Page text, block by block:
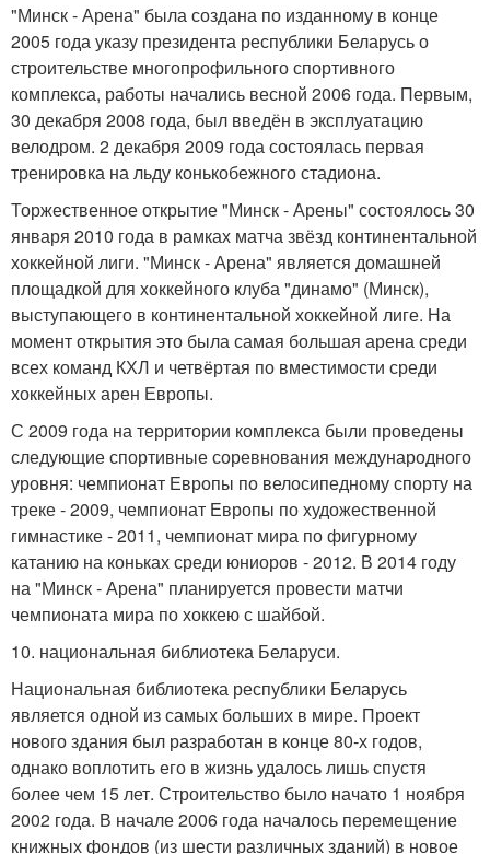
"Минск - Арена" была создана по изданному в конце
2005 года указу президента республики Беларусь о
строительстве многопрофильного спортивного
комплекса, работы начались весной 2006 года. Первым,
30 декабря 2008 года, был введён в эксплуатацию
велодром. 2 декабря 2009 года состоялась первая
тренировка на льду конькобежного стадиона.
Торжественное открытие "Минск - Арены" состоялось 30
января 2010 года в рамках матча звёзд континентальной
хоккейной лиги. "Минск - Арена" является домашней
площадкой для хоккейного клуба "динамо" (Минск),
выступающего в континентальной хоккейной лиге. На
момент открытия это была самая большая арена среди
всех команд КХЛ и четвёртая по вместимости среди
хоккейных арен Европы.
С 2009 года на территории комплекса были проведены
следующие спортивные соревнования международного
уровня: чемпионат Европы по велосипедному спорту на
треке - 2009, чемпионат Европы по художественной
гимнастике - 2011, чемпионат мира по фигурному
катанию на коньках среди юниоров - 2012. В 2014 году
на "Минск - Арена" планируется провести матчи
чемпионата мира по хоккею с шайбой.
10. национальная библиотека Беларуси.
Национальная библиотека республики Беларусь
является одной из самых больших в мире. Проект
нового здания был разработан в конце 80-х годов,
однако воплотить его в жизнь удалось лишь спустя
более чем 15 лет. Строительство было начато 1 ноября
2002 года. В начале 2006 года началось перемещение
книжных фондов (из шести различных зданий) в новое